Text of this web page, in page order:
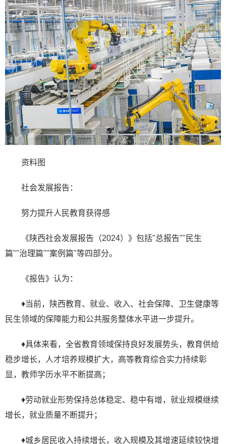
资料图
社会发展报告：
努力提升人民教育获得感
《陕西社会发展报告（2024）》包括"总报告""民生
篇""治理篇""案例篇"等四部分。
《报告》认为：
♦当前，陕西教育、就业、收入、社会保障、卫生健康等
民生领域的保障能力和公共服务整体水平进一步提升。
♦具体来看，全省教育领域保持良好发展势头，教育供给
稳步增长，人才培养规模扩大，高等教育综合实力持续彰
显，教师学历水平不断提高；
♦劳动就业形势保持总体稳定、稳中有增，就业规模继续
增长，就业质量不断提升；
♦城乡居民收入持续增长，收入规模及其增速延续较快增